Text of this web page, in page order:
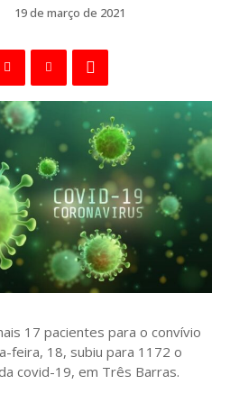
19 de março de 2021
17 pacientes para o convívio
feira, 18, subiu para 1172 o
covid-19, em Três Barras.